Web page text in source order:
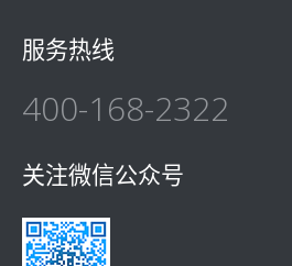
服务热线
400-168-2322
关注微信公众号